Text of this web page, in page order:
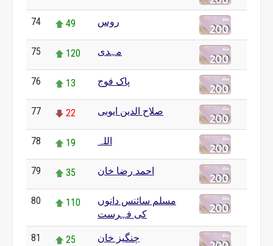
74 49 روس
75 120 مہدی
76 13 پاک فوج
77 22 صلاح الدین ایوبی
78 19 اللہ
79 35 احمد رضا خان
80 110
مسلم سائنس دانوں
کی فہرست
81 25 چنگیز خان